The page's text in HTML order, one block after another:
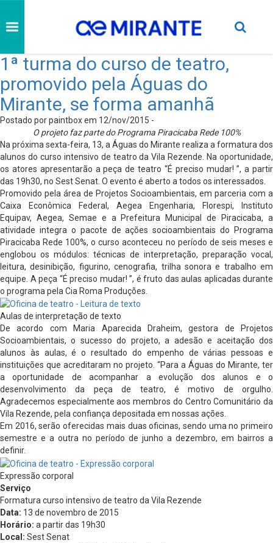
1ª turma do curso de teatro,
promovido pela Águas do
Mirante, se forma amanhã
Postado por paintbox em 12/nov/2015 -
O projeto faz parte do Programa Piracicaba Rede 100%
Na próxima sexta-feira, 13, a Águas do Mirante realiza a formatura dos
alunos do curso intensivo de teatro da Vila Rezende. Na oportunidade,
os atores apresentarão a peça de teatro “É preciso mudar! ”, a partir
das 19h30, no Sest Senat. O evento é aberto a todos os interessados.
Promovido pela área de Projetos Socioambientais, em parceria com a
Caixa Econômica Federal, Aegea Engenharia, Florespi, Instituto
Equipav, Aegea, Semae e a Prefeitura Municipal de Piracicaba, a
atividade integra o pacote de ações socioambientais do Programa
Piracicaba Rede 100%, o curso aconteceu no período de seis meses e
englobou os módulos: técnicas de interpretação, preparação vocal,
leitura, desinibição, figurino, cenografia, trilha sonora e trabalho em
equipe. A peça “É preciso mudar! ”, é fruto das aulas aplicadas durante
o programa pela Cia Roma Produções.
Aulas de interpretação de texto
De acordo com Maria Aparecida Draheim, gestora de Projetos
Socioambientais, o sucesso do projeto, a adesão e aceitação dos
alunos às aulas, é o resultado do empenho de várias pessoas e
instituições que acreditaram no projeto. “Para a Águas do Mirante, ter
a oportunidade de acompanhar a evolução dos alunos e o
desenvolvimento da peça de teatro, é motivo de orgulho.
Agradecemos especialmente aos membros do Centro Comunitário da
Vila Rezende, pela confiança depositada em nossas ações.
Em 2016, serão oferecidas mais duas oficinas, sendo uma no primeiro
semestre e a outra no período de junho a dezembro, em bairros a
definir.
Expressão corporal
Serviço
Formatura curso intensivo de teatro da Vila Rezende
Data: 13 de novembro de 2015
Horário: a partir das 19h30
Local: Sest Senat